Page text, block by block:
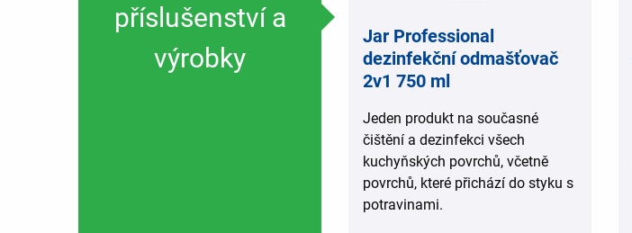
příslušenství a
výrobky
Jar Professional
dezinfekční odmašťovač
2v1 750 ml
Jeden produkt na současné
čištění a dezinfekci všech
kuchyňských povrchů, včetně
povrchů, které přichází do styku s
potravinami.